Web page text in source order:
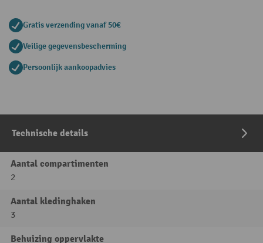
Gratis verzending vanaf 50€
Veilige gegevensbescherming
Persoonlijk aankoopadvies
Technische details
Aantal compartimenten
2
Aantal kledinghaken
3
Behuizing oppervlakte